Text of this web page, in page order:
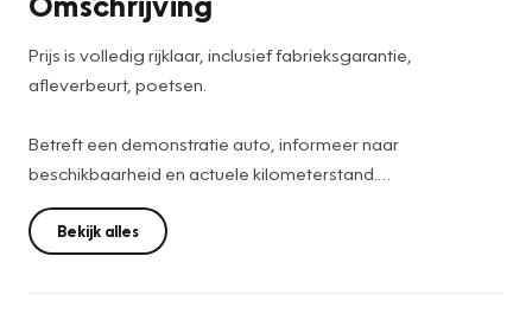
Prijs is volledig rijklaar, inclusief fabrieksgarantie,
afleverbeurt, poetsen.
Betreft een demonstratie auto, informeer naar
beschikbaarheid en actuele kilometerstand.
Wilt u deze auto komen bewonderen? 0341-561000 of
verkoopermelo@versteegbuurman.com
Bekijk alles